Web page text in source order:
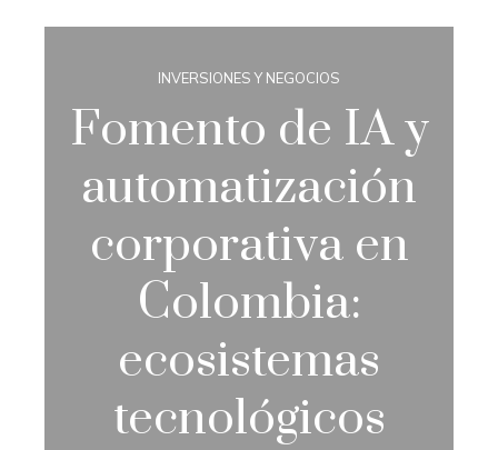
INVERSIONES Y NEGOCIOS
Fomento de IA y
automatización
corporativa en
Colombia:
ecosistemas
tecnológicos